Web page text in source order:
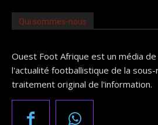
Qui sommes-nous
Ouest Foot Afrique est un média
l'actualité footballistique de la
traitement original de l'information.